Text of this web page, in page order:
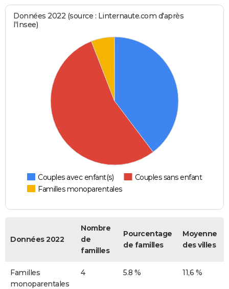
Données 2022 (source : Linternaute.com d'après
l'Insee)
Couples avec enfant(s)
Couples sans enfant
Familles monoparentales
Données 2022
Nombre
de
familles
Pourcentage
de familles
Moyenne
des villes
Familles
monoparentales
4 5.8 % 11,6 %